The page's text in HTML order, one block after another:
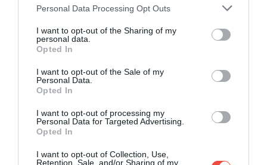
Please note that this website/app uses one or more Google
not limited to your visit or usage behaviour. You may click to
grant or deny consent to Google and its third-party tags to
use your data for below specified purposes in below Google
consent section.
Personal Data Processing Opt Outs
I want to opt-out of the Sharing of my
personal data.
Opted In
I want to opt-out of the Sale of my
Personal Data.
Opted In
I want to opt-out of processing my
Personal Data for Targeted Advertising.
Opted In
I want to opt-out of Collection, Use,
Retention, Sale, and/or Sharing of my
americană din grupul Ad Populum, a preluat 80%
din părțile sociale ale CADB.Restul participațiilor
rămân împărțite astfel:
Georg Holzhausen și Johann Holzhausen câte 2%,
Anton Sandhofer și Andrea Alexandra Sandhofer
Margareta Sandhofer câte 1,66%. Până la publicarea
articoluluidin Profit.ro, reprezentanții Ad Populum
castelului.Totuși, profilul grupului și evoluția sa